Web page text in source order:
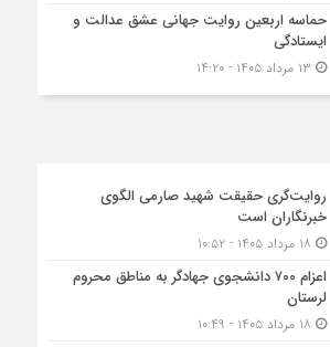
حماسه اربعین روایت جهانی عشق عدالت و
ایستادگی
روایت‌گری حقیقت شهید صارمی الگوی
خبرنگاران است
اعزام ۷۰۰ دانشجوی جهادگر به مناطق محروم
لرستان